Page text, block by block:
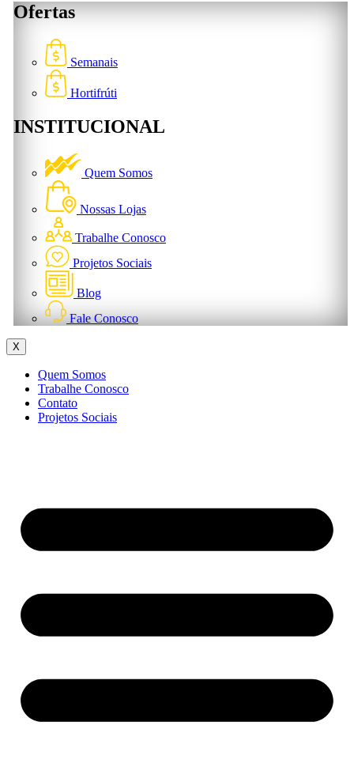
Ofertas
Semanais
Hortifrúti
INSTITUCIONAL
Quem Somos
Nossas Lojas
Trabalhe Conosco
Projetos Sociais
Blog
Fale Conosco
X
Quem Somos
Trabalhe Conosco
Contato
Projetos Sociais